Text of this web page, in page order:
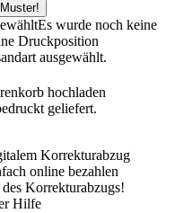
Es wurde noch keine
Druckposition
ausgewählt.
hochladen
geliefert.
Korrekturabzug
online bezahlen
Korrekturabzugs!
Hilfe